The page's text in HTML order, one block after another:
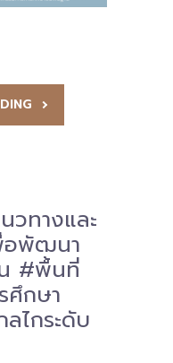
กษา
นวัตกรรมการศึกษา
วทางและ
อพัฒนา
น #พื้นที่
ศึกษา
ไกระดับ